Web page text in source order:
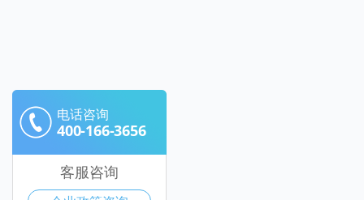
电话咨询
400-166-3656
客服咨询